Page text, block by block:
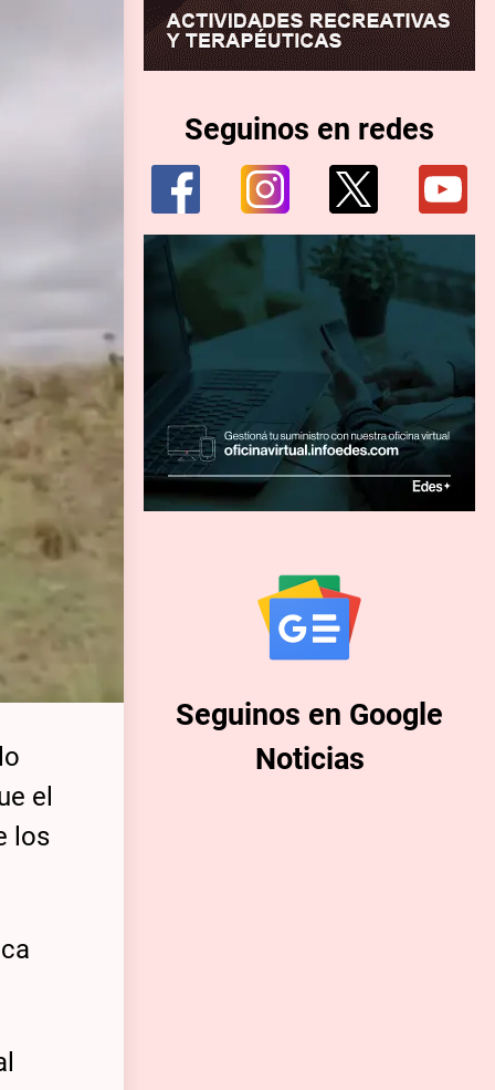
el
los
Seguinos en redes
Seguinos en Google
Noticias